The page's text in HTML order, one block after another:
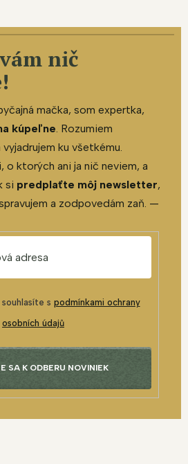
nič
mačka, som expertka,
kúpeľne. Rozumiem
ku všetkému.
o ktorých ani ja nič neviem, a
si predplaťte môj newsletter,
a zodpovedám zaň. —
s podmínkami ochrany
osobních údajů
SA K ODBERU NOVINIEK